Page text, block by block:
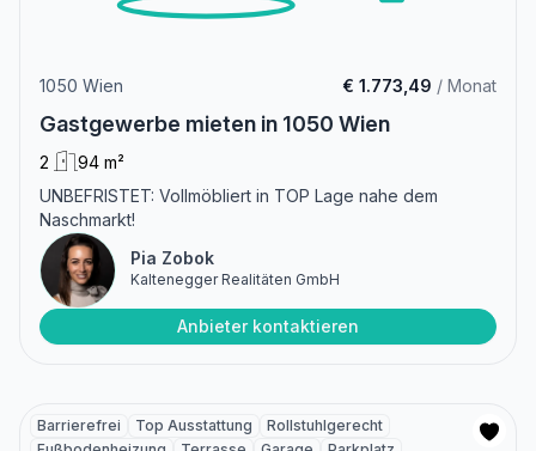
1050 Wien € 1.773,49 / Monat
Gastgewerbe mieten in 1050 Wien
2
94 m²
UNBEFRISTET: Vollmöbliert in TOP Lage nahe dem
Naschmarkt!
Pia Zobok
Kaltenegger Realitäten GmbH
Anbieter kontaktieren
Barrierefrei Top Ausstattung
Rollstuhlgerecht